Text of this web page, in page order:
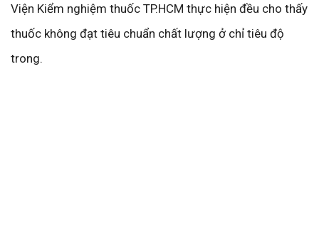
Viện Kiểm nghiệm thuốc TP.HCM thực hiện đều cho thấy
thuốc không đạt tiêu chuẩn chất lượng ở chỉ tiêu độ
trong.